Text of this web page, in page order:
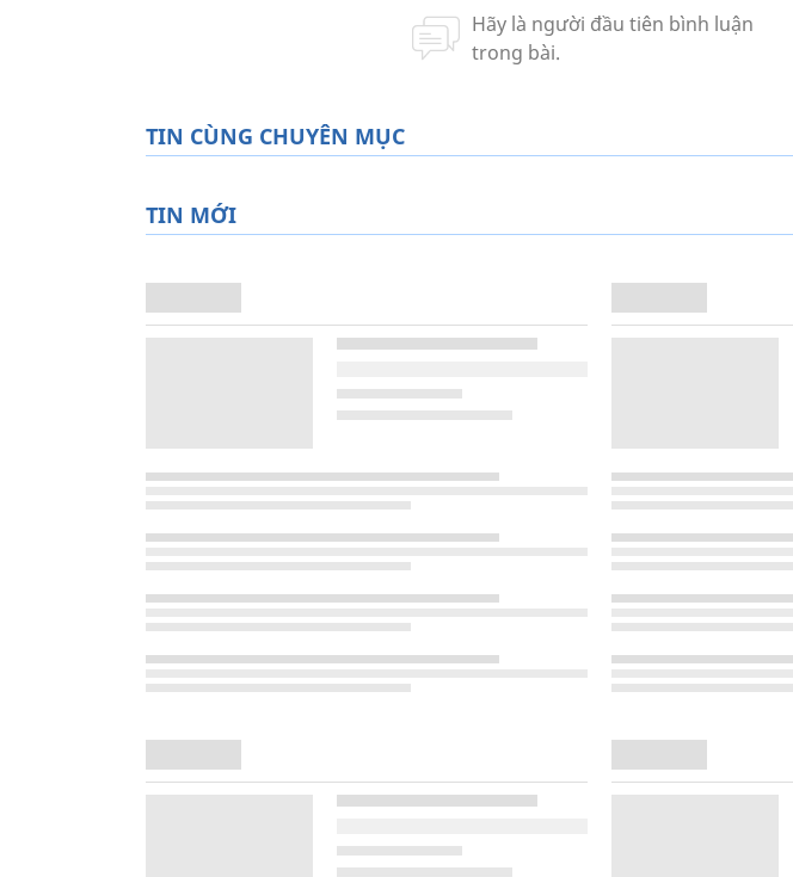
TIN CÙNG CHUYÊN MỤC
TIN MỚI